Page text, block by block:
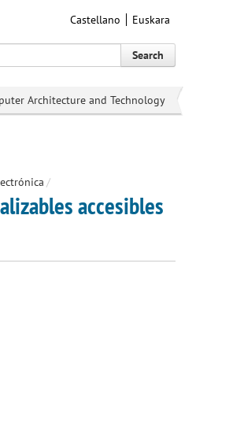
Castellano Euskara
Search
Architecture and Technology
/
accesibles